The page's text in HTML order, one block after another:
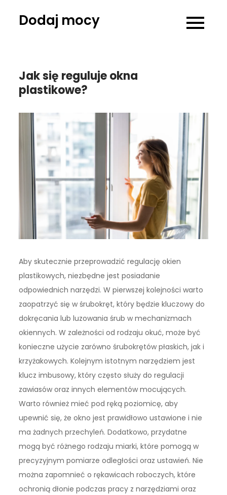
Dodaj mocy
Jak się reguluje okna
plastikowe?
Aby skutecznie przeprowadzić regulację okien
plastikowych, niezbędne jest posiadanie
odpowiednich narzędzi. W pierwszej kolejności warto
zaopatrzyć się w śrubokręt, który będzie kluczowy do
dokręcania lub luzowania śrub w mechanizmach
okiennych. W zależności od rodzaju okuć, może być
konieczne użycie zarówno śrubokrętów płaskich, jak i
krzyżakowych. Kolejnym istotnym narzędziem jest
klucz imbusowy, który często służy do regulacji
zawiasów oraz innych elementów mocujących.
Warto również mieć pod ręką poziomicę, aby
upewnić się, że okno jest prawidłowo ustawione i nie
ma żadnych przechyleń. Dodatkowo, przydatne
mogą być różnego rodzaju miarki, które pomogą w
precyzyjnym pomiarze odległości oraz ustawień. Nie
można zapomnieć o rękawicach roboczych, które
ochronią dłonie podczas pracy z narzędziami oraz